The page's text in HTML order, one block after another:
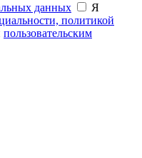
данных
Я
политикой
пользовательским